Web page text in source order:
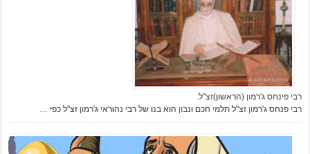
רבי פינחס ג'רמון (הראשון)זצ"ל.
רבי פנחס ג'רמון זצ"ל תלמי חכם ונבון הוא בנו של רבי נהוראי ג'רמון זצ"ל כפי …